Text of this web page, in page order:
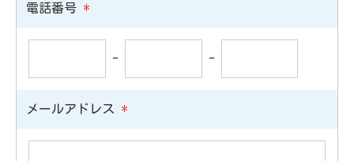
電話番号 *
- -
メールアドレス *